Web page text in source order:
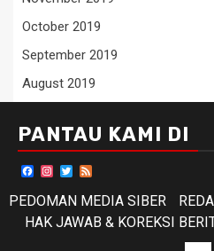
October 2019
September 2019
August 2019
PANTAU KAMI DI
Facebook
Instagram
Twitter
PEDOMAN MEDIA SIBER
HAK JAWAB & KOREKSI